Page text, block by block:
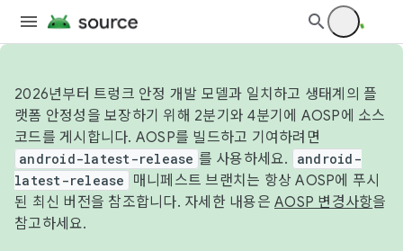
2026년부터 트렁크 안정 개발 모델과 일치하고 생태계의 플
랫폼 안정성을 보장하기 위해 2분기와 4분기에 AOSP에 소스
코드를 게시합니다. AOSP를 빌드하고 기여하려면
android-latest-release 를 사용하세요.
android-
latest-release
매니페스트 브랜치는 항상 AOSP에 푸시
된 최신 버전을 참조합니다. 자세한 내용은 AOSP 변경사항을
참고하세요.